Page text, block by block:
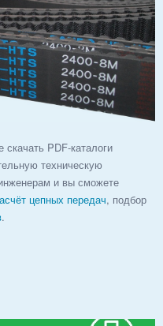
PDF-каталоги
техническую
и вы сможете
цепных передач, подбор
.